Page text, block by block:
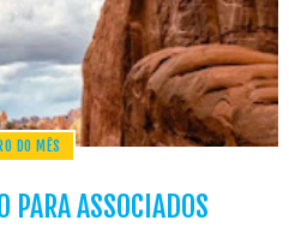
DO MÊS
PARA ASSOCIADOS